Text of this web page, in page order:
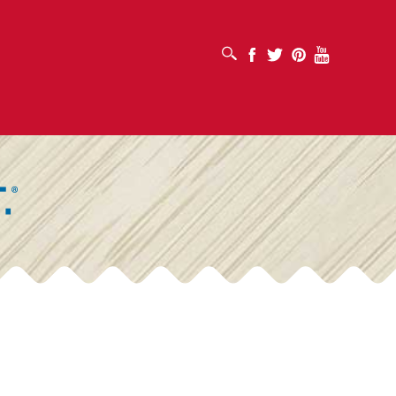
OTVORI OKVIR ZA PRETRAŽIVANJE
Facebook
Twitter PinterestYoutube